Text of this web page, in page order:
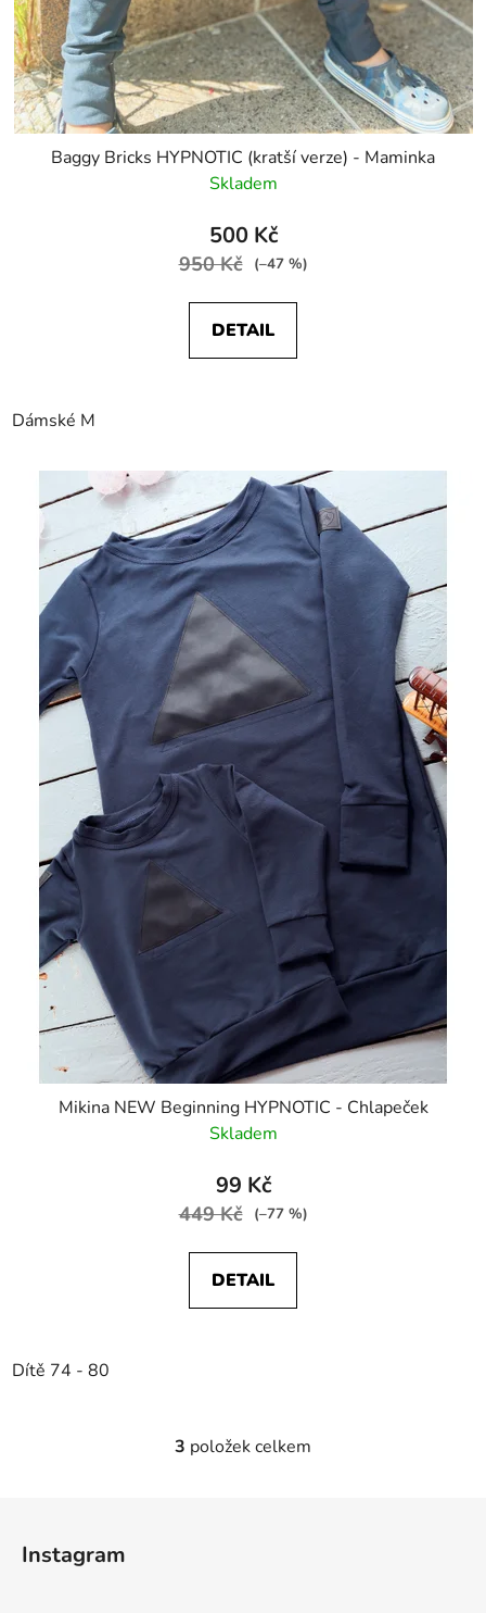
Baggy Bricks HYPNOTIC (kratší verze) - Maminka
Skladem
500 Kč
950 Kč (–47 %)
DETAIL
Dámské M
Mikina NEW Beginning HYPNOTIC - Chlapeček
Skladem
99 Kč
449 Kč (–77 %)
DETAIL
Dítě 74 - 80
O
3 položek celkem
Instagram